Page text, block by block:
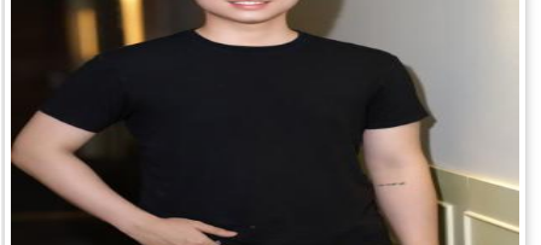
Cuộc nổi dậy trên toàn quốc lật đổ tổng thống Nam Tư
Milosevic (ngày 5 tháng 10); Vojislav Kostunica tuyên thệ
Hoa Kỳ các thủy thủ trên tàu khu trục Hải quân Cole chết trong
vụ nổ khủng bố ở Yemen (ngày 12 tháng 10).
Bệnh bò điên cảnh báo châu Âu (30 tháng 11 và tiếp theo).
Xem thêm: Đánh giá 2000 năm và 2000 từng tháng